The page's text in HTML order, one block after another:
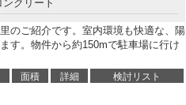
クリート
のご紹介です。室内環境も快適な、陽
す。物件から約150mで駐車場に行け
面積 詳細 検討リスト